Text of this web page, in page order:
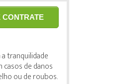
tranquilidade
casos de danos
ou de roubos.
CONTRATE